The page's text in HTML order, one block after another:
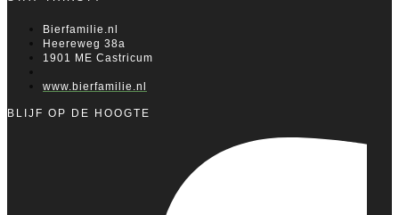
Bierfamilie.nl
Heereweg 38a
1901 ME Castricum
www.bierfamilie.nl
BLIJF OP DE HOOGTE